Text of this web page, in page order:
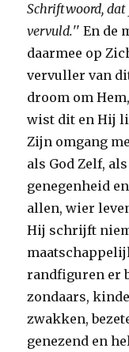
Schriftwoord,
vervuld.'' En de
daarmee op
vervuller van
droom om
wist dit en Hij
Zijn omgang
als God Zelf,
genegenheid
allen, wier
Hij schrijft
randfiguren er
zondaars,
zwakken,
genezend en